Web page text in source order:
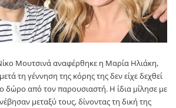
Μουτσινάαναφέρθηκε η Μαρία Ηλιάκη,
τη γέννηση της κόρης της δεν είχε δεχθεί
δώρο από τον παρουσιαστή. Η ίδια μίλησε με
μεταξύ τους, δίνοντας τη δική της